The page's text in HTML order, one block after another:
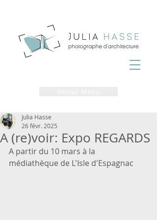
A (re)voir: Expo REGARDS
Julia Hasse
26 févr. 2025
A partir du 10 mars à la
médiathèque de L'Isle d'Espagnac